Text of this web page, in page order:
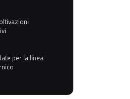
per la linea